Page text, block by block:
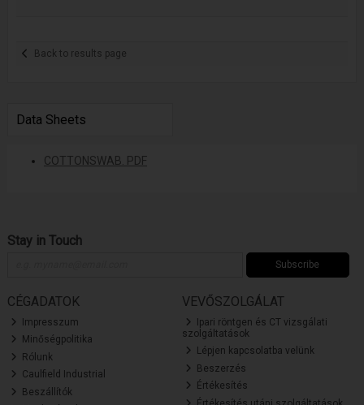
Back to results page
Data Sheets
COTTONSWAB. PDF
Stay in Touch
Subscribe
CÉGADATOK
Impresszum
Minőségpolitika
Rólunk
Caulfield Industrial
Beszállítók
VEVŐSZOLGÁLAT
Ipari röntgen és CT vizsgálati
szolgáltatások
Lépjen kapcsolatba velünk
Beszerzés
Értékesítés